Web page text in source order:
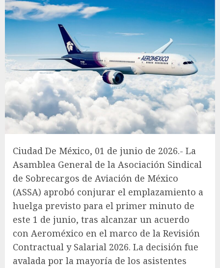
Ciudad De México, 01 de junio de 2026.- La
Asamblea General de la Asociación Sindical
de Sobrecargos de Aviación de México
(ASSA) aprobó conjurar el emplazamiento a
huelga previsto para el primer minuto de
este 1 de junio, tras alcanzar un acuerdo
con Aeroméxico en el marco de la Revisión
Contractual y Salarial 2026. La decisión fue
avalada por la mayoría de los asistentes